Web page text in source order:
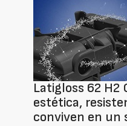
Latigloss 62 H2
estética,
conviven en un